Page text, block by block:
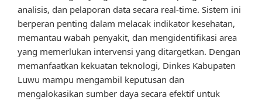
analisis, dan pelaporan data secara real-time. Sistem ini
berperan penting dalam melacak indikator kesehatan,
memantau wabah penyakit, dan mengidentifikasi area
yang memerlukan intervensi yang ditargetkan. Dengan
memanfaatkan kekuatan teknologi, Dinkes Kabupaten
Luwu mampu mengambil keputusan dan
mengalokasikan sumber daya secara efektif untuk